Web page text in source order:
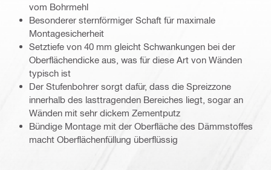
vom Bohrmehl
Besonderer sternförmiger Schaft für maximale
Montagesicherheit
Setztiefe von 40 mm gleicht Schwankungen bei der
Oberflächendicke aus, was für diese Art von Wänden
typisch ist
Der Stufenbohrer sorgt dafür, dass die Spreizzone
innerhalb des lasttragenden Bereiches liegt, sogar an
Wänden mit sehr dickem Zementputz
Bündige Montage mit der Oberfläche des Dämmstoffes
macht Oberflächenfüllung überflüssig